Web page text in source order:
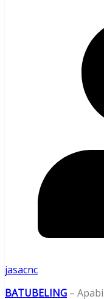
jasacnc
BATUBELING –